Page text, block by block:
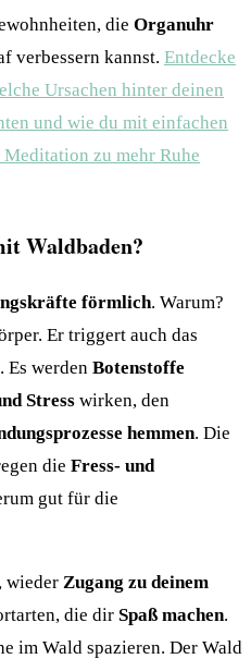
die Organuhr
verbessern kannst. Entdecke
Ursachen hinter deinen
und wie du mit einfachen
zu mehr Ruhe
Waldbaden?
förmlich. Warum?
Er triggert auch das
Es werden Botenstoffe
Stress wirken, den
hemmen. Die
die Fress- und
gut für die
wieder Zugang zu deinem
die dir Spaß machen.
im Wald spazieren. Der Wald